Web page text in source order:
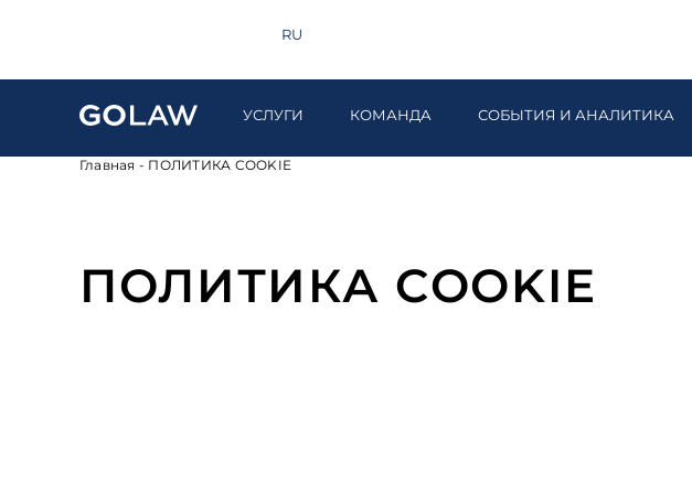
RU
УСЛУГИ КОМАНДА СОБЫТИЯ И АНАЛИТИКА
Главная - ПОЛИТИКА COOKIE
ПОЛИТИКА COOKIE